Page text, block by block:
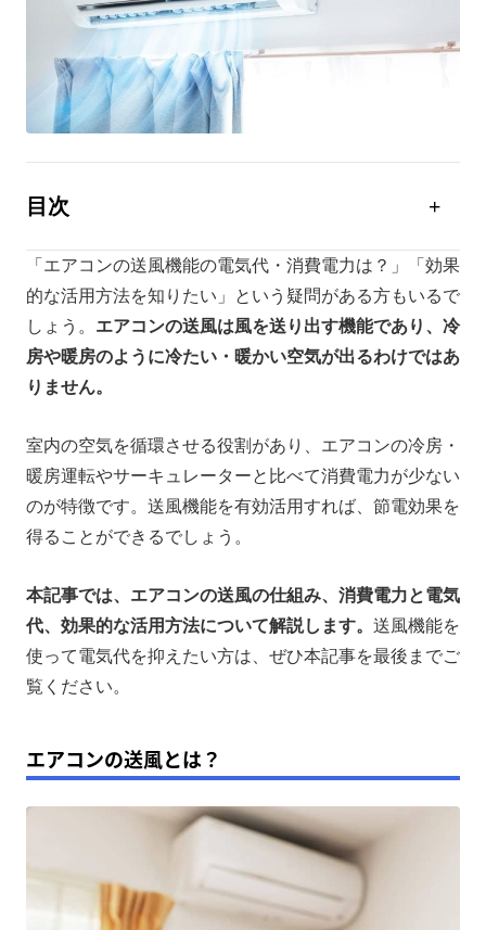
目次
エアコンの送風の消費電力・電気代
エアコンの送風機能の活用方法
エアコンの送風機能を使う際の注意点
エアコンの送風機能以外で電気代を抑える4つの方法
まとめ
「エアコンの送風機能の電気代・消費電力は？」「効果
的な活用方法を知りたい」という疑問がある方もいるで
しょう。 エアコンの送風は風を送り出す機能であり、冷
房や暖房のように冷たい・暖かい空気が出るわけではあ
りません。
室内の空気を循環させる役割があり、エアコンの冷房・
暖房運転やサーキュレーターと比べて消費電力が少ない
のが特徴です。送風機能を有効活用すれば、節電効果を
得ることができるでしょう。
本記事では、エアコンの送風の仕組み、消費電力と電気
代、効果的な活用方法について解説します。 送風機能を
使って電気代を抑えたい方は、ぜひ本記事を最後までご
覧ください。
エアコンの送風とは？